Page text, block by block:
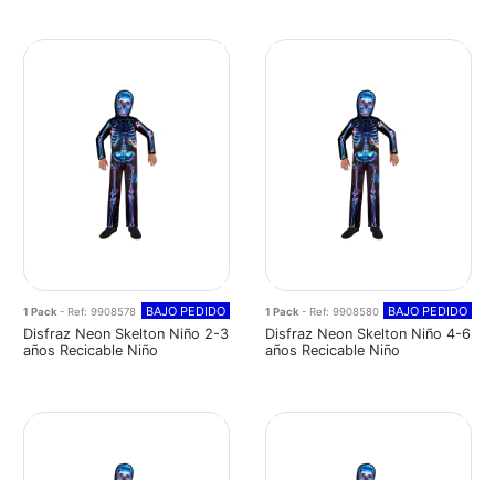
1 Pack- Ref: 9908578 BAJO PEDIDO
Disfraz Neon Skelton Niño 2-3
años Recicable Niño
1 Pack- Ref: 9908580 BAJO PEDIDO
Disfraz Neon Skelton Niño 4-6
años Recicable Niño